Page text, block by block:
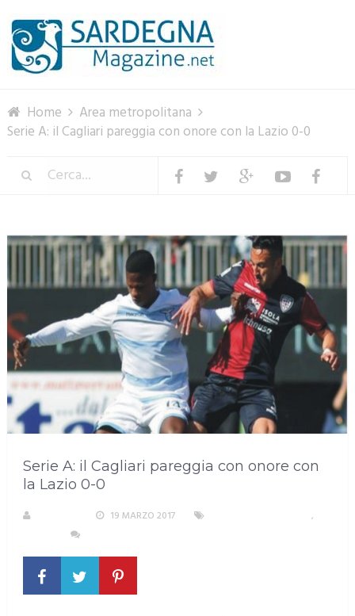
Home
Area metropolitana
Serie A: il Cagliari pareggia con onore con la Lazio 0-0
Serie A: il Cagliari pareggia con onore con
la Lazio 0-0
19 MARZO 2017
,